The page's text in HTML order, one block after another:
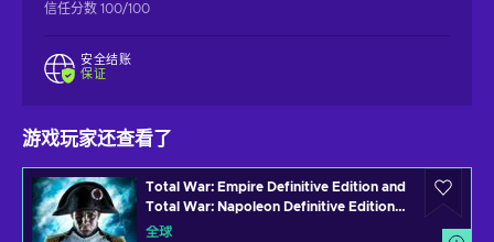
信任分数 100/100
安全结账
保证
游戏玩家还查看了
Total War: Empire Definitive Edition and
Total War: Napoleon Definitive Edition
(PC) Steam Key GLOBAL
全球